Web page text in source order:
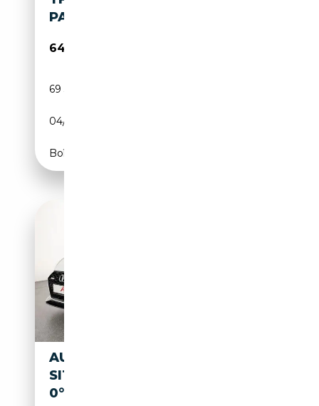
PANO
64 990€
69 313 km
04/2023
Boîte automatique
AUDI RS5 SB 2.9 TFSI QU S-
SITZE,HUD,MASSAGE,B+O,36
0°